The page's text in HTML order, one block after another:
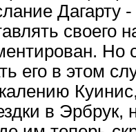
своего
Но
его в этом
в